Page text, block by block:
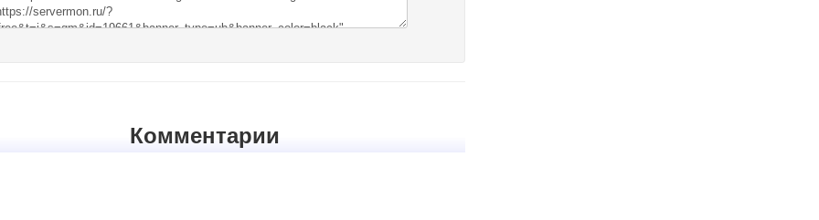
Комментарии